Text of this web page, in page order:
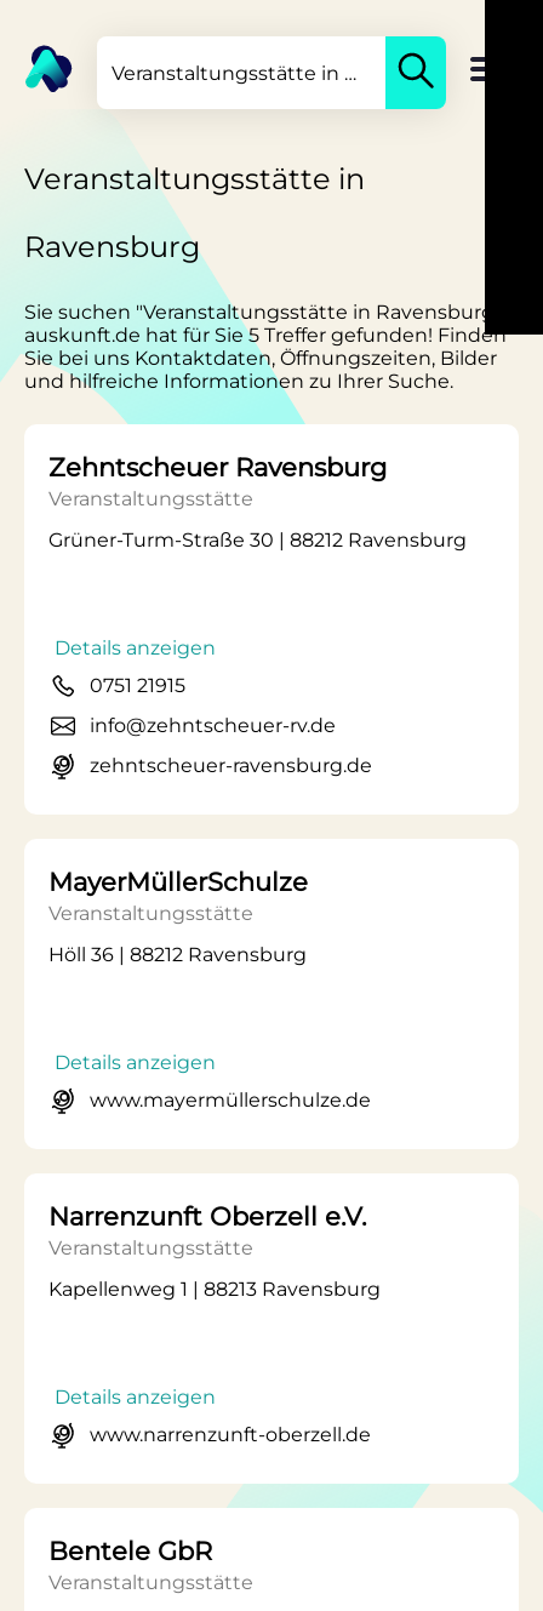
Veranstaltungsstätte in
Ravensburg
Sie suchen "Veranstaltungsstätte in Ravensburg"?
auskunft.de hat für Sie 5 Treffer gefunden! Finden
Sie bei uns Kontaktdaten, Öffnungszeiten, Bilder
und hilfreiche Informationen zu Ihrer Suche.
Zehntscheuer Ravensburg
Veranstaltungsstätte
Grüner-Turm-Straße 30 | 88212 Ravensburg
Details anzeigen
0751 21915
info@zehntscheuer-rv.de
zehntscheuer-ravensburg.de
MayerMüllerSchulze
Veranstaltungsstätte
Höll 36 | 88212 Ravensburg
Details anzeigen
www.mayermüllerschulze.de
Narrenzunft Oberzell e.V.
Veranstaltungsstätte
Kapellenweg 1 | 88213 Ravensburg
Details anzeigen
www.narrenzunft-oberzell.de
Bentele GbR
Veranstaltungsstätte